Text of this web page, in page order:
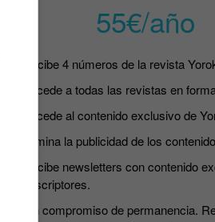
55€/año
Recibe 4 números de la revista
Accede a todas las revistas en
Accede al contenido exclusivo de
Elimina la publicidad de los
Recibe newsletters con contenido
suscriptores.
Sin compromiso de permanencia.